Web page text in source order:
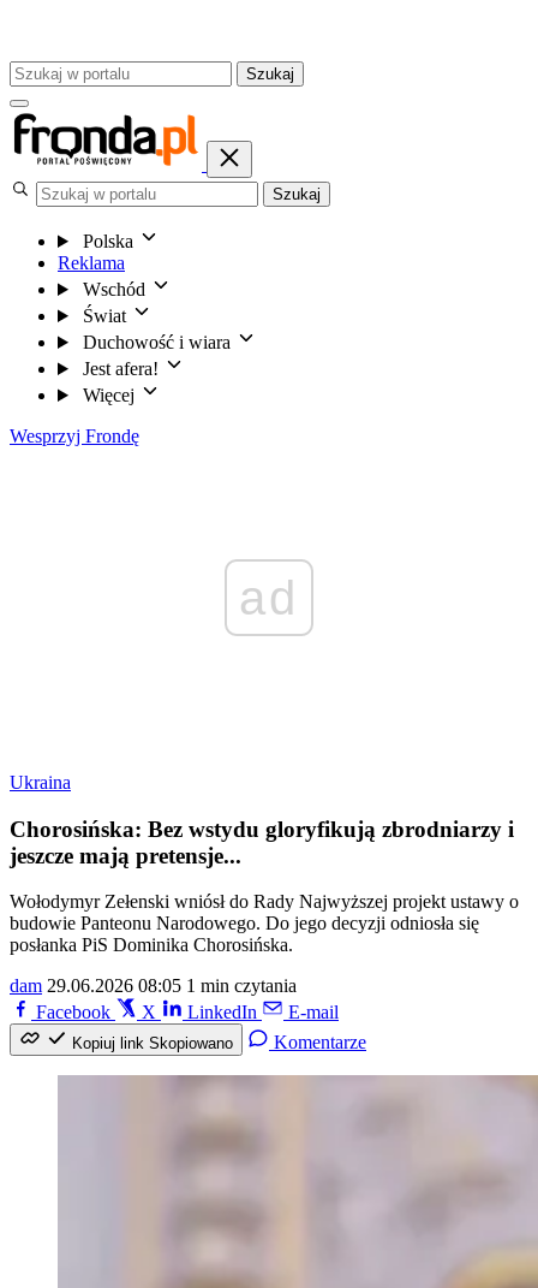
Szukaj
Szukaj
Polska
Reklama
Wschód
Świat
Duchowość i wiara
Jest afera!
Więcej
Wesprzyj Frondę
ad
Ukraina
Chorosińska: Bez wstydu gloryfikują zbrodniarzy i
jeszcze mają pretensje...
Wołodymyr Zełenski wniósł do Rady Najwyższej projekt ustawy o
budowie Panteonu Narodowego. Do jego decyzji odniosła się
posłanka PiS Dominika Chorosińska.
dam 29.06.2026 08:05 1 min czytania
Facebook
X LinkedIn E-mail
Kopiuj link Skopiowano Komentarze